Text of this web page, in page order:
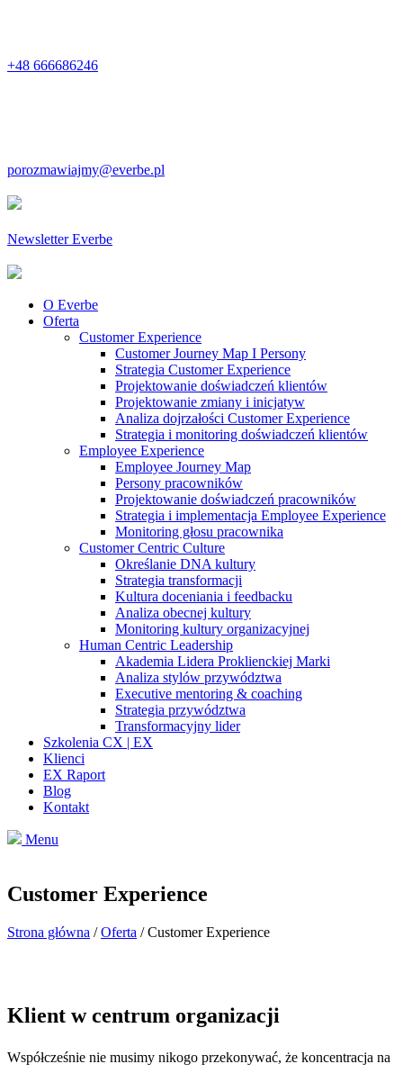
+48 666686246
porozmawiajmy@everbe.pl
Newsletter Everbe
O Everbe
Oferta
Customer Experience
Customer Journey Map I Persony
Strategia Customer Experience
Projektowanie doświadczeń klientów
Projektowanie zmiany i inicjatyw
Analiza dojrzałości Customer Experience
Strategia i monitoring doświadczeń klientów
Employee Experience
Employee Journey Map
Persony pracowników
Projektowanie doświadczeń pracowników
Strategia i implementacja Employee Experience
Monitoring głosu pracownika
Customer Centric Culture
Określanie DNA kultury
Strategia transformacji
Kultura doceniania i feedbacku
Analiza obecnej kultury
Monitoring kultury organizacyjnej
Human Centric Leadership
Akademia Lidera Proklienckiej Marki
Analiza stylów przywództwa
Executive mentoring & coaching
Strategia przywództwa
Transformacyjny lider
Szkolenia CX | EX
Klienci
EX Raport
Blog
Kontakt
Menu
Customer Experience
Strona główna / Oferta / Customer Experience
Klient w centrum organizacji
Współcześnie nie musimy nikogo przekonywać, że koncentracja na